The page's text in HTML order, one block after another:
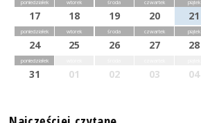
poniedziałek
17
wtorek
18
środa
19
czwartek
20
piątek
21
poniedziałek
24
wtorek
25
środa
26
czwartek
27
piątek
28
poniedziałek
31 01 02 03 04